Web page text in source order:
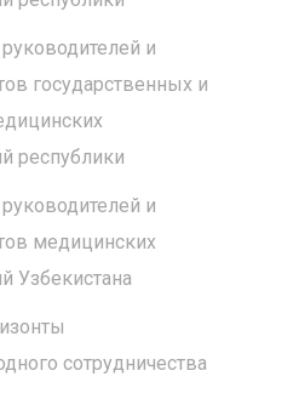
и
государственных и
республики
и
медицинских
Узбекистана
сотрудничества